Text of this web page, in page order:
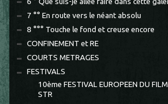
7 °° En route vers le néant absolu
8 °°° Touche le fond et creuse encore
CONFINEMENT et RE
COURTS METRAGES
FESTIVALS
10ème FESTIVAL EUROPEEN DU
STR